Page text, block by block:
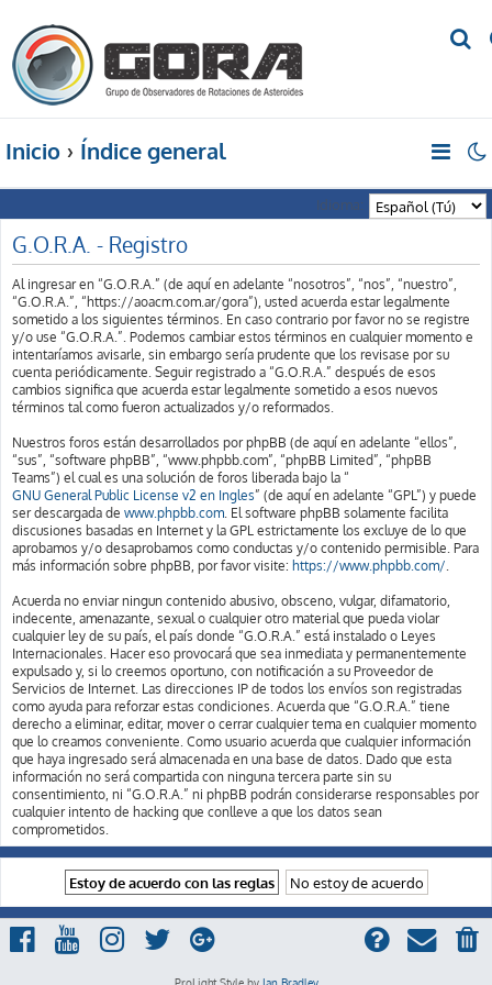
a
r
Inicio Índice general
Idioma:
G.O.R.A. - Registro
Al ingresar en “G.O.R.A.” (de aquí en adelante “nosotros”, “nos”, “nuestro”,
“G.O.R.A.”, “https://aoacm.com.ar/gora”), usted acuerda estar legalmente
sometido a los siguientes términos. En caso contrario por favor no se registre
y/o use “G.O.R.A.”. Podemos cambiar estos términos en cualquier momento e
intentaríamos avisarle, sin embargo sería prudente que los revisase por su
cuenta periódicamente. Seguir registrado a “G.O.R.A.” después de esos
cambios significa que acuerda estar legalmente sometido a esos nuevos
términos tal como fueron actualizados y/o reformados.
Nuestros foros están desarrollados por phpBB (de aquí en adelante “ellos”,
“sus”, “software phpBB”, “www.phpbb.com”, “phpBB Limited”, “phpBB
Teams”) el cual es una solución de foros liberada bajo la “
GNU General Public License v2 en Ingles” (de aquí en adelante “GPL”) y puede
ser descargada de www.phpbb.com . El software phpBB solamente facilita
discusiones basadas en Internet y la GPL estrictamente los excluye de lo que
aprobamos y/o desaprobamos como conductas y/o contenido permisible. Para
más información sobre phpBB, por favor visite: https://www.phpbb.com/
Acuerda no enviar ningun contenido abusivo, obsceno, vulgar, difamatorio,
indecente, amenazante, sexual o cualquier otro material que pueda violar
cualquier ley de su país, el país donde “G.O.R.A.” está instalado o Leyes
Internacionales. Hacer eso provocará que sea inmediata y permanentemente
expulsado y, si lo creemos oportuno, con notificación a su Proveedor de
Servicios de Internet. Las direcciones IP de todos los envíos son registradas
como ayuda para reforzar estas condiciones. Acuerda que “G.O.R.A.” tiene
derecho a eliminar, editar, mover o cerrar cualquier tema en cualquier momento
que lo creamos conveniente. Como usuario acuerda que cualquier información
que haya ingresado será almacenada en una base de datos. Dado que esta
información no será compartida con ninguna tercera parte sin su
consentimiento, ni “G.O.R.A.” ni phpBB podrán considerarse responsables por
cualquier intento de hacking que conlleve a que los datos sean
comprometidos.